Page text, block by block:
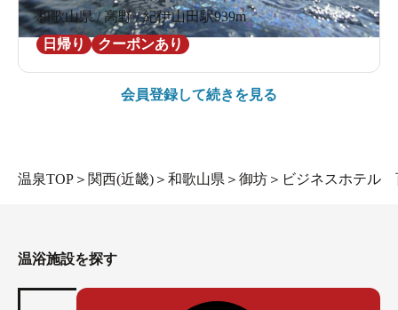
和歌山県 / 高野 / 紀伊山田駅939m
日帰り
クーポンあり
会員登録して続きを見る
温泉TOP ＞ 関西(近畿) ＞ 和歌山県 ＞ 御坊 ＞ ビジネスホテル
温浴施設を探す